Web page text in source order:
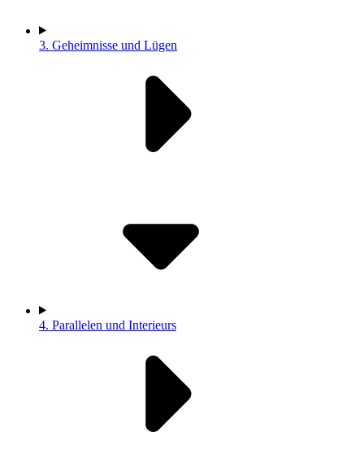
3. Geheimnisse und Lügen
4. Parallelen und Interieurs